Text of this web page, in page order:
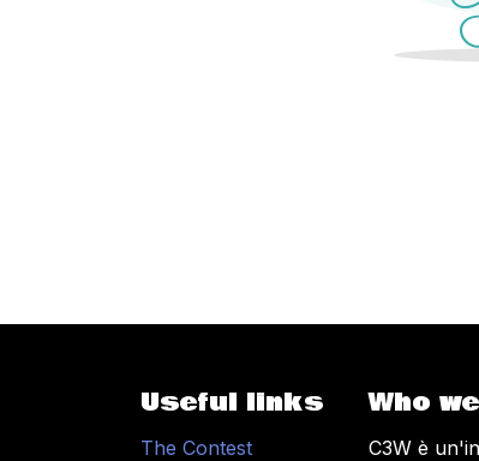
Useful links
The Contest
Who
C3W è